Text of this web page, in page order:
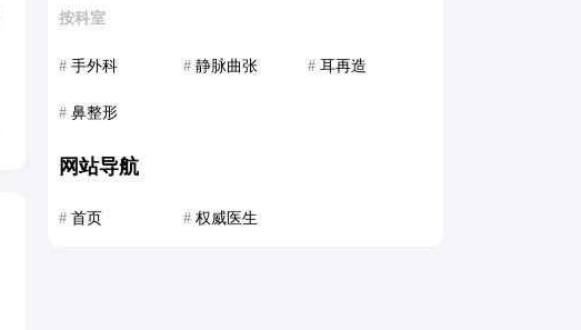
按科室
# 手外科 # 静脉曲张 # 耳再造
# 鼻整形
网站导航
# 首页 # 权威医生